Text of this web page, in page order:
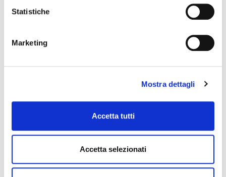
Statistiche
Marketing
Mostra dettagli
Accetta tutti
Accetta selezionati
CAPTCHA